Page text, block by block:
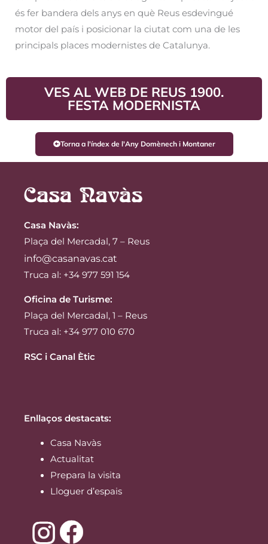
és fer bandera dels anys en què Reus esdevingué
motor del país i posicionar la ciutat com una de les
principals places modernistes de Catalunya.
VES AL WEB DE REUS 1900.
FESTA MODERNISTA
Torna a l'índex de l'Any Domènech i Montaner
Casa Navàs:
Plaça del Mercadal, 7 – Reus
info@casanavas.cat
Truca al: +34 977 591 154
Oficina de Turisme:
Plaça del Mercadal, 1 – Reus
Truca al: +34 977 010 670
RSC i Canal Ètic
Enllaços destacats:
Casa Navàs
Actualitat
Prepara la visita
Lloguer d’espais